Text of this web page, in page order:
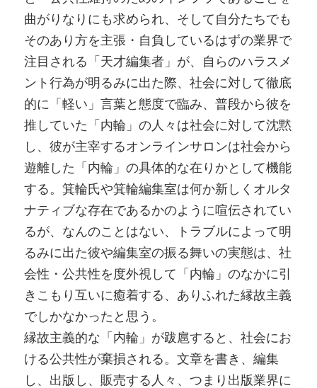
曲がりなりにも求められ、そして自分たちでも
そのあり方を主張・自負しているはずの業界で
注目される「天才編集者」が、自らのハラスメ
ント行為が明るみに出た際、社会に対して徹底
的に「軽い」言葉と態度で臨み、普段から彼を
推していた「内輪」の人々は社会に対して沈黙
し、彼が主宰するオンラインサロンは社会から
遊離した「内輪」の具体的な在りかとして機能
する。箕輪氏や箕輪編集室は何か新しくオルタ
ナティブな存在であるかのように喧伝されてい
るが、なんのことはない、トラブルによって明
るみに出た彼や編集室の振る舞いの実態は、社
会性・公共性を度外視して「内輪」のなかに引
きこもり互いに癒着する、ありふれた縁故主義
でしかなかったと思う。
縁故主義的な「内輪」が跋扈すると、社会にお
ける公共性が棄損される。文章を書き、編集
し、出版し、販売する人々、つまり出版業界に